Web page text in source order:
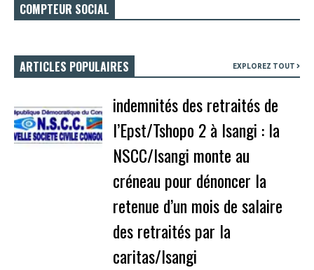
COMPTEUR SOCIAL
ARTICLES POPULAIRES EXPLOREZ TOUT
indemnités des retraités de
l’Epst/Tshopo 2 à Isangi : la
NSCC/Isangi monte au
créneau pour dénoncer la
retenue d’un mois de salaire
des retraités par la
caritas/Isangi